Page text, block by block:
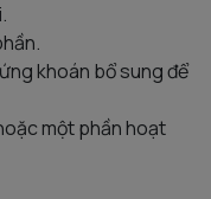
khoán bổ sung để
một phần hoạt